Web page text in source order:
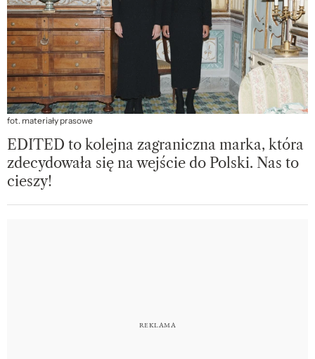
fot. materiały prasowe
EDITED to kolejna zagraniczna marka, która
zdecydowała się na wejście do Polski. Nas to
cieszy!